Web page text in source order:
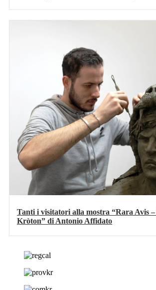
Tanti i visitatori alla mostra “Rara Avis
Kròton” di Antonio Affidato